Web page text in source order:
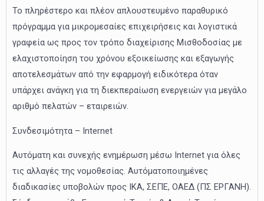
Το πληρέστερο και πλέον απλουστευμένο παραθυρικό
πρόγραμμα για μικρομεσαίες επιχειρήσεις και λογιστικά
γραφεία ως προς τον τρόπο διαχείρισης Μισθοδοσίας με
ελαχιστοποίηση του χρόνου εξοικείωσης και εξαγωγής
αποτελεσμάτων από την εφαρμογή ειδικότερα όταν
υπάρχει ανάγκη για τη διεκπεραίωση ενεργειών για μεγάλο
αριθμό πελατών – εταιρειών.
Συνδεσιμότητα – Internet
Αυτόματη και συνεχής ενημέρωση μέσω Internet για όλες
τις αλλαγές της νομοθεσίας. Αυτόματοποιημένες
διαδικασίες υποβολών προς ΙΚΑ, ΣΕΠΕ, ΟΑΕΔ (ΠΣ ΕΡΓΑΝΗ).